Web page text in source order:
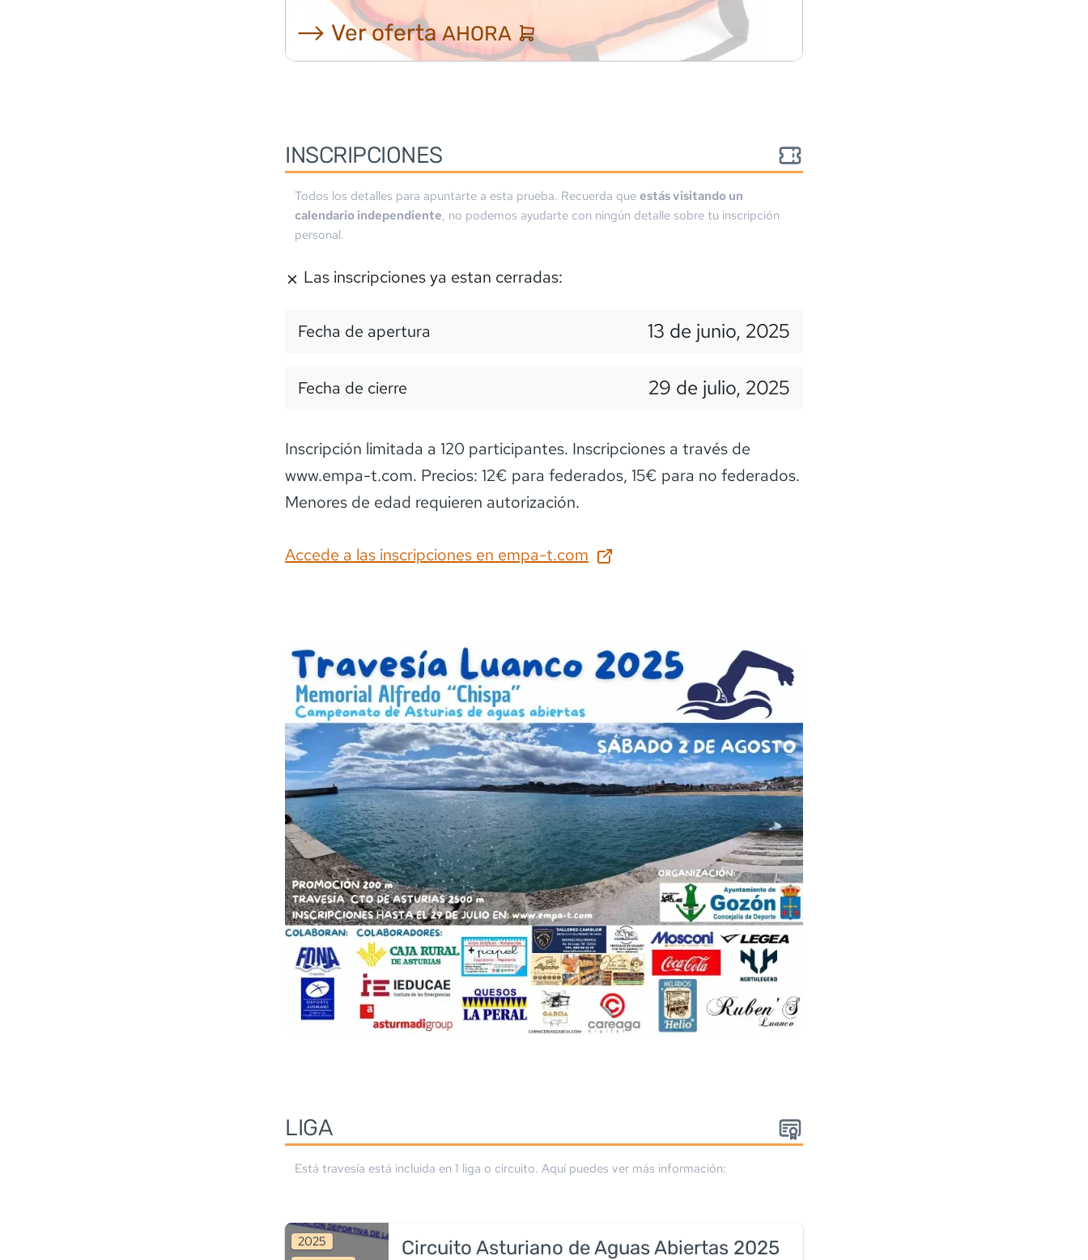
⟶ Ver ofertaAHORA
INSCRIPCIONES
Todos los detalles para apuntarte a esta prueba. Recuerda que estás visitando un
calendario independiente, no podemos ayudarte con ningún detalle sobre tu inscripción
personal.
Las inscripciones ya estan cerradas:
Fecha de apertura 13 de junio, 2025
Fecha de cierre 29 de julio, 2025
Inscripción limitada a 120 participantes. Inscripciones a través de
www.empa-t.com. Precios: 12€ para federados, 15€ para no federados.
Menores de edad requieren autorización.
Accede a las inscripciones en empa-t.com
LIGA
Está travesía está incluida en 1 liga o circuito. Aquí puedes ver más información:
2025
Circuito Asturiano de Aguas Abiertas 2025